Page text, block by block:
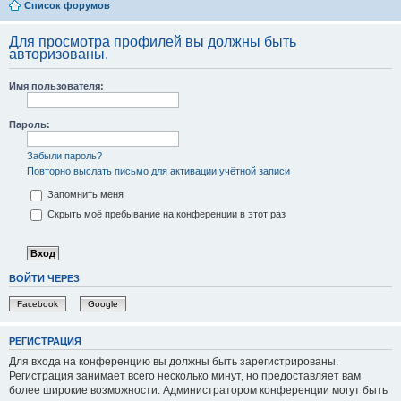
Список форумов
Для просмотра профилей вы должны быть
авторизованы.
Имя пользователя:
Пароль:
Забыли пароль?
Повторно выслать письмо для активации учётной записи
Запомнить меня
Скрыть моё пребывание на конференции в этот раз
ВОЙТИ ЧЕРЕЗ
Facebook Google
РЕГИСТРАЦИЯ
Для входа на конференцию вы должны быть зарегистрированы.
Регистрация занимает всего несколько минут, но предоставляет вам
более широкие возможности. Администратором конференции могут быть